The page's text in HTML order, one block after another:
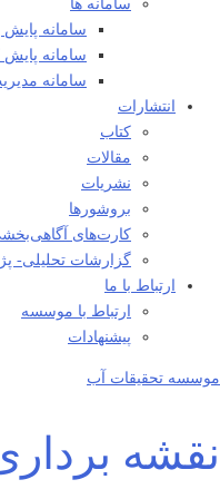
سامانه ها
سامانه
سامانه
سامانه
انتشارات
کتاب
مقالات
نشریات
بروشورها
کارت‌های
گزارشات تحلیلی-
ارتباط با ما
ارتباط با موسسه
پیشنهادات
موسسه تحقیقات آب
نقشه